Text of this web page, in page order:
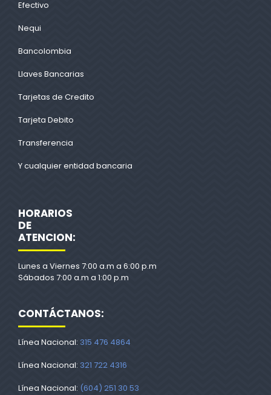
Efectivo
Nequi
Bancolombia
Llaves Bancarias
Tarjetas de Credito
Tarjeta Debito
Transferencia
Y cualquier entidad bancaria
HORARIOS
DE
ATENCION:
Lunes a Viernes 7:00 a.m a 6:00 p.m
Sábados 7:00 a.m a 1:00 p.m
CONTÁCTANOS:
Línea Nacional: 315 476 4864
Línea Nacional: 321 722 4316
Línea Nacional: (604) 251 30 53